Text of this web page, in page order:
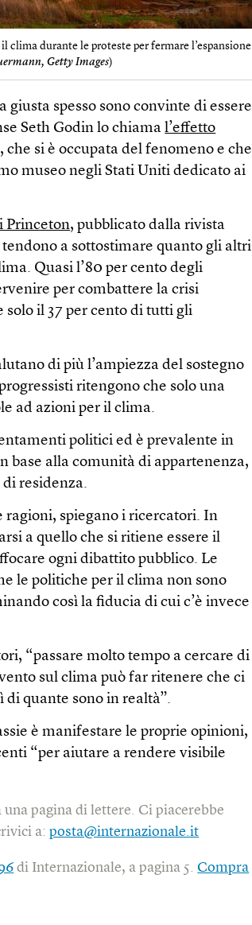
clima durante le proteste per fermare l’espansione
Getty Images)
giusta spesso sono convinte di essere
Seth Godin lo chiamal’effetto
si è occupata del fenomeno e che
museo negli Stati Uniti dedicato ai
Princeton, pubblicato dalla rivista
a sottostimare quanto gli altri
Quasi l’80 per cento degli
per combattere la crisi
solo il 37 per cento di tutti gli
di più l’ampiezza del sostegno
ritengono che solo una
ad azioni per il clima.
politici ed è prevalente in
base alla comunità di appartenenza,
residenza.
spiegano i ricercatori. In
a quello che si ritiene essere il
ogni dibattito pubblico. Le
le politiche per il clima non sono
così la fiducia di cui c’è invece
“passare molto tempo a cercare di
sul clima può far ritenere che ci
di quante sono in realtà”.
è manifestare le proprie opinioni,
“per aiutare a rendere visibile
pagina di lettere. Ci piacerebbe
a:posta@internazionale.it
di Internazionale, a pagina 5.Compra